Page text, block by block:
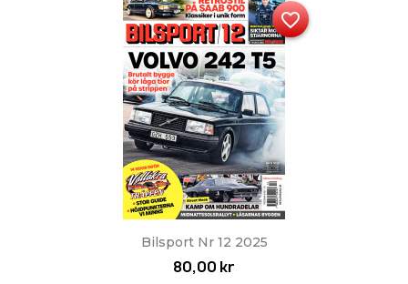
Bilsport Nr 12 2025
80,00 kr
favorite_border